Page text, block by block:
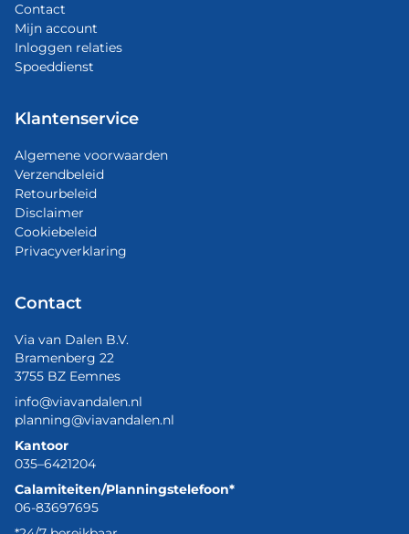
Contact
Mijn account
Inloggen relaties
Spoeddienst
Klantenservice
Algemene voorwaarden
Verzendbeleid
Retourbeleid
Disclaimer
Cookiebeleid
Privacyverklaring
Contact
Via van Dalen B.V.
Bramenberg 22
3755 BZ Eemnes
info@viavandalen.nl
planning@viavandalen.nl
Kantoor
035–6421204
Calamiteiten/Planningstelefoon*
06-83697695